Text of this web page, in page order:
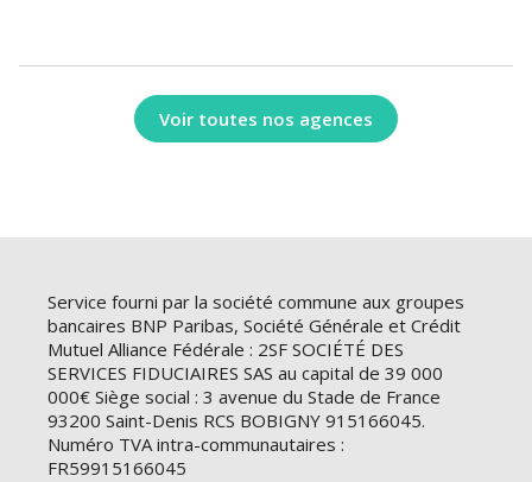
Voir toutes nos agences
Service fourni par la société commune aux groupes
bancaires BNP Paribas, Société Générale et Crédit
Mutuel Alliance Fédérale : 2SF SOCIÉTÉ DES
SERVICES FIDUCIAIRES SAS au capital de 39 000
000€ Siège social : 3 avenue du Stade de France
93200 Saint-Denis RCS BOBIGNY 915166045.
Numéro TVA intra-communautaires :
FR59915166045